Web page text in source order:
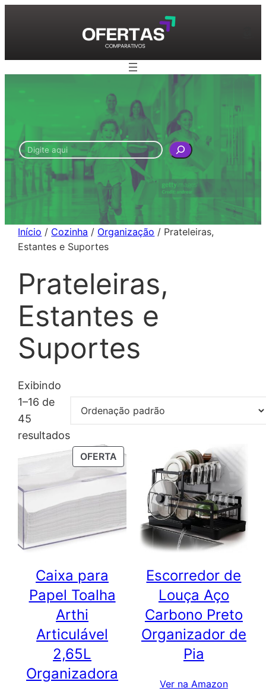
conteúdo
Pesquisar
Início / Cozinha / Organização / Prateleiras,
Estantes e Suportes
Prateleiras,
Estantes e
Suportes
Exibindo
1–16 de
45
resultados
OFERTAPRODUTO
EM
PROMOÇÃO
Caixa para
Papel Toalha
Arthi
Articulável
2,65L
Organizadora
Escorredor de
Louça Aço
Carbono Preto
Organizador de
Pia
Ver na Amazon